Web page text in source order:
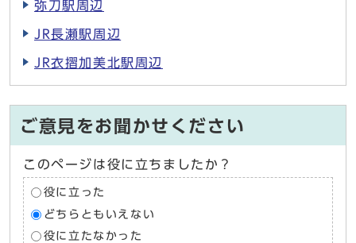
弥刀駅周辺
JR長瀬駅周辺
JR衣摺加美北駅周辺
ご意見をお聞かせください
このページは役に立ちましたか？
役に立った
どちらともいえない
役に立たなかった